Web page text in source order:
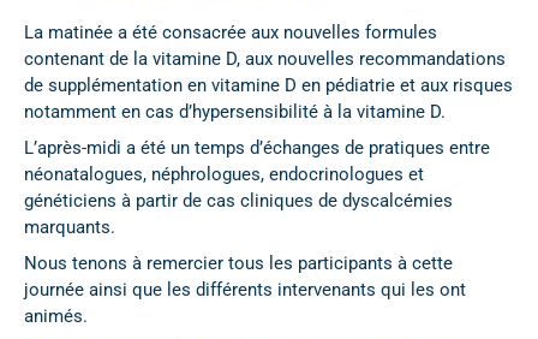
La matinée a été consacrée aux nouvelles formules
contenant de la vitamine D, aux nouvelles recommandations
de supplémentation en vitamine D en pédiatrie et aux risques
notamment en cas d’hypersensibilité à la vitamine D.
L’après-midi a été un temps d’échanges de pratiques entre
néonatalogues, néphrologues, endocrinologues et
généticiens à partir de cas cliniques de dyscalcémies
marquants.
Nous tenons à remercier tous les participants à cette
journée ainsi que les différents intervenants qui les ont
animés.